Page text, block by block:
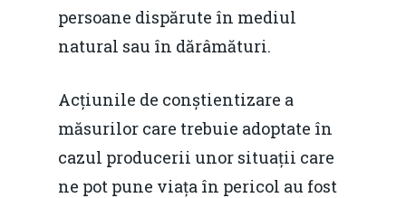
persoane dispărute în mediul
natural sau în dărâmături.
Acțiunile de conștientizare a
măsurilor care trebuie adoptate în
cazul producerii unor situații care
ne pot pune viața în pericol au fost